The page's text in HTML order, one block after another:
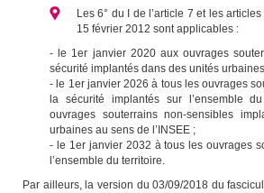
Les 6° du I de l’article 7 et les
15 février 2012 sont applicables :
- le 1er janvier 2020 aux ouvrages
sécurité implantés dans des unités
- le 1er janvier 2026 à tous les ouvrages
la sécurité implantés sur l’ensemble
ouvrages souterrains non-sensibles
urbaines au sens de l’INSEE ;
- le 1er janvier 2032 à tous les ouvrages
l’ensemble du territoire.
Par ailleurs, la version du 03/09/2018 du